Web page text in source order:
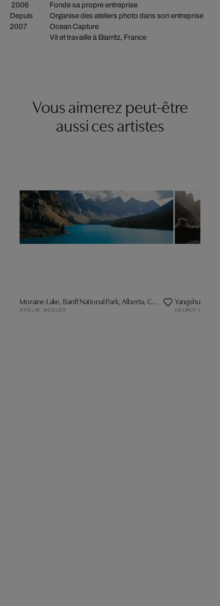
2006
Fonde sa propre entreprise
Depuis
2007
Organise des ateliers photo dans son entreprise
Ocean Capture
Vit et travaille à Biarritz, France
Vous aimerez peut-être
aussi ces artistes
Moraine Lake, Banff National Park, Alberta, Canada
AXEL M. MOSLER
Yangshuo,
HELMUT HIRLER